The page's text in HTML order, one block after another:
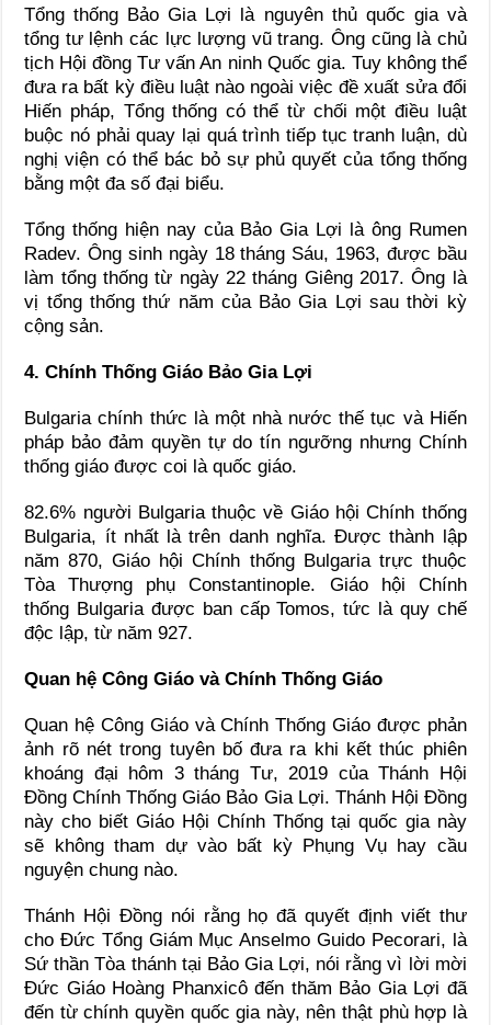
Tổng thống Bảo Gia Lợi là nguyên thủ quốc gia và
tổng tư lệnh các lực lượng vũ trang. Ông cũng là chủ
tịch Hội đồng Tư vấn An ninh Quốc gia. Tuy không thể
đưa ra bất kỳ điều luật nào ngoài việc đề xuất sửa đổi
Hiến pháp, Tổng thống có thể từ chối một điều luật
buộc nó phải quay lại quá trình tiếp tục tranh luận, dù
nghị viện có thể bác bỏ sự phủ quyết của tổng thống
bằng một đa số đại biểu.
Tổng thống hiện nay của Bảo Gia Lợi là ông Rumen
Radev. Ông sinh ngày 18 tháng Sáu, 1963, được bầu
làm tổng thống từ ngày 22 tháng Giêng 2017. Ông là
vị tổng thống thứ năm của Bảo Gia Lợi sau thời kỳ
cộng sản.
4. Chính Thống Giáo Bảo Gia Lợi
Bulgaria chính thức là một nhà nước thế tục và Hiến
pháp bảo đảm quyền tự do tín ngưỡng nhưng Chính
thống giáo được coi là quốc giáo.
82.6% người Bulgaria thuộc về Giáo hội Chính thống
Bulgaria, ít nhất là trên danh nghĩa. Được thành lập
năm 870, Giáo hội Chính thống Bulgaria trực thuộc
Tòa Thượng phụ Constantinople. Giáo hội Chính
thống Bulgaria được ban cấp Tomos, tức là quy chế
độc lập, từ năm 927.
Quan hệ Công Giáo và Chính Thống Giáo
Quan hệ Công Giáo và Chính Thống Giáo được phản
ảnh rõ nét trong tuyên bố đưa ra khi kết thúc phiên
khoáng đại hôm 3 tháng Tư, 2019 của Thánh Hội
Đồng Chính Thống Giáo Bảo Gia Lợi. Thánh Hội Đồng
này cho biết Giáo Hội Chính Thống tại quốc gia này
sẽ không tham dự vào bất kỳ Phụng Vụ hay cầu
nguyện chung nào.
Thánh Hội Đồng nói rằng họ đã quyết định viết thư
cho Đức Tổng Giám Mục Anselmo Guido Pecorari, là
Sứ thần Tòa thánh tại Bảo Gia Lợi, nói rằng vì lời mời
Đức Giáo Hoàng Phanxicô đến thăm Bảo Gia Lợi đã
đến từ chính quyền quốc gia này, nên thật phù hợp là